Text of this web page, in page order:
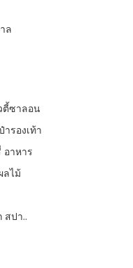
ล
ตี้ซาลอน
รองเท้า
อาหาร
ลไม้
สปา..